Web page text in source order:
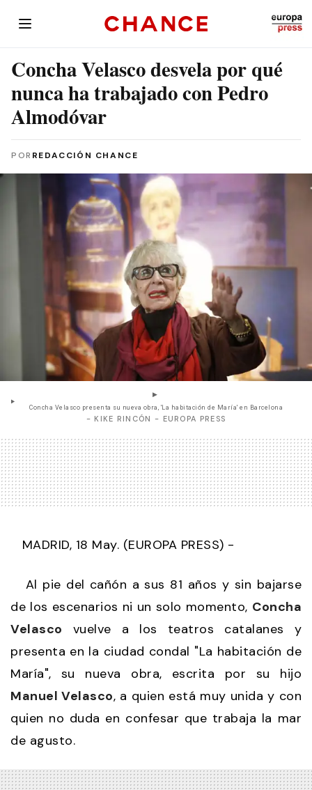
Concha Velasco desvela por qué
nunca ha trabajado con Pedro
Almodóvar
POR REDACCIÓN CHANCE
Concha Velasco presenta su nueva obra, 'La habitación de María' en Barcelona
- KIKE RINCÓN - EUROPA PRESS
MADRID, 18 May. (EUROPA PRESS) -
Al pie del cañón a sus 81 años y sin bajarse
de los escenarios ni un solo momento, Concha
Velasco vuelve a los teatros catalanes y
presenta en la ciudad condal "La habitación de
María", su nueva obra, escrita por su hijo
Manuel Velasco, a quien está muy unida y con
quien no duda en confesar que trabaja la mar
de agusto.